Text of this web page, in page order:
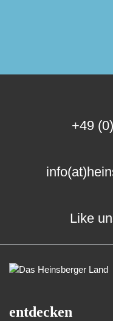
+49
Like
entdecken